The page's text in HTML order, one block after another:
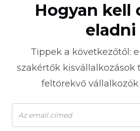
Hogyan kell
eladni
Tippek a következőtől:
szakértők kisvállalkozások
feltörekvő vállalkozók